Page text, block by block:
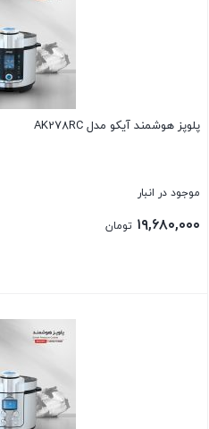
پلوپز هوشمند آیکو مدل AK278RC
موجود در انبار
۱۹,۶۸۰,۰۰۰ تومان